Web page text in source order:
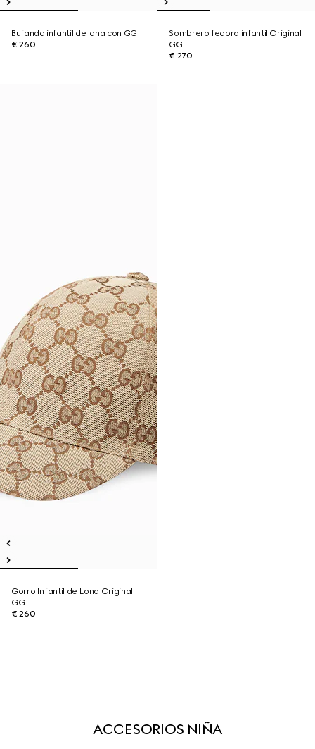
Bufanda infantil de lana con GG
€ 260
Sombrero fedora infantil Original
GG
€ 270
Gorro Infantil de Lona Original
GG
€ 260
ACCESORIOS NIÑA